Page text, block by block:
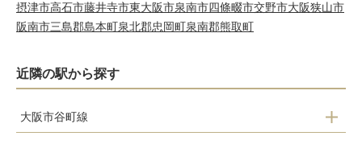
摂津市高石市藤井寺市東大阪市泉南市四條畷市交野市大阪狭山市
阪南市三島郡島本町泉北郡忠岡町泉南郡熊取町
近隣の駅から探す
大阪市谷町線